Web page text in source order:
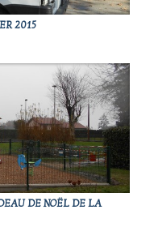
2015
DE NOËL DE LA